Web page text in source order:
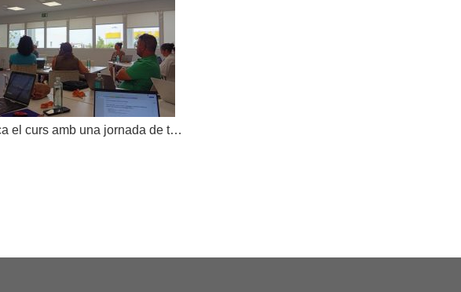
AKOE tanca el curs amb una jornada de treball compartit i dona la benvinguda a una nova cooperativa